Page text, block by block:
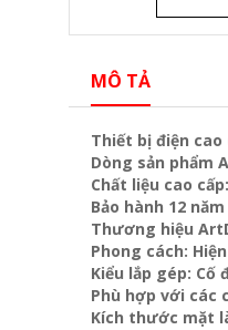
MÔ TẢ
Thiết bị điện cao
Dòng sản phẩm
Chất liệu cao
Bảo hành 12 năm
Thương hiệu
Phong cách:
Kiểu lắp gép: Cố
Phù hợp với các
Kích thước mặt